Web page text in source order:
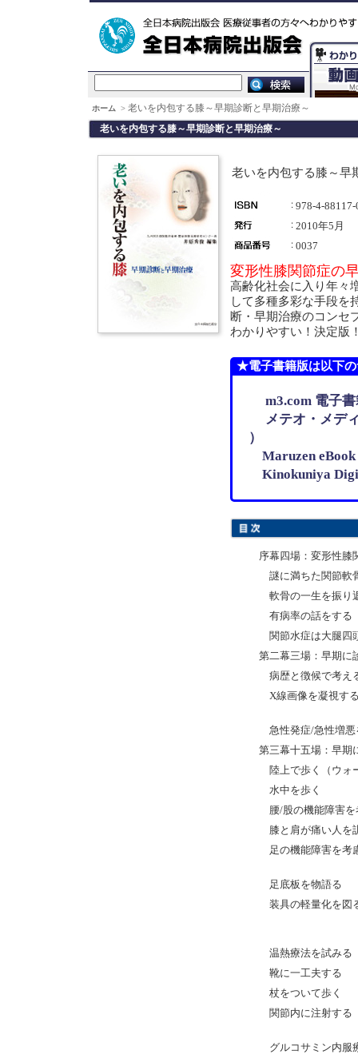
ホーム > 老いを内包する膝～早期診断と早期治療～
老いを内包する膝～早期診断と早期治療～
老いを内包する膝～早
978-4-
2010年5月
0037
変形性膝関節症の
高齢化社会に入り年々
して多種多彩な手段を
断・早期治療のコンセ
わかりやすい！決定版
★電子書籍版は以下
m3.com 電子書
メテオ・メデ
）
Maruzen
Kinokuniya
序幕四場：変形性膝
謎に満ちた関節軟
軟骨の一生を振り
有病率の話をする
関節水症は大腿四
第二幕三場：早期に
病歴と徴候で考え
X線画像を凝視す
急性発症/急性増悪
第三幕十五場：早期
陸上で歩く（ウォ
水中を歩く
腰/股の機能障害を
膝と肩が痛い人を
足の機能障害を考
足底板を物語る
装具の軽量化を図
温熱療法を試みる
靴に一工夫する
杖をついて歩く
関節内に注射する
グルコサミン内服